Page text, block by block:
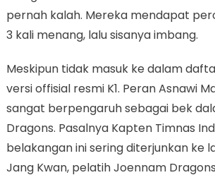
pernah kalah. Mereka mendapat
3 kali menang, lalu sisanya imbang.
Meskipun tidak masuk ke dalam
versi offisial resmi K1. Peran Asnawi
sangat berpengaruh sebagai bek
Dragons. Pasalnya Kapten Timnas
belakangan ini sering diterjunkan ke
Jang Kwan, pelatih Joennam